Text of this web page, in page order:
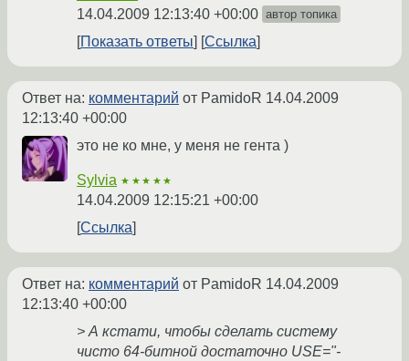
14.04.2009 12:13:40 +00:00 автор топика
Показать ответы Ссылка
Ответ на: комментарий от PamidoR 14.04.2009
12:13:40 +00:00
это не ко мне, у меня не гента )
Sylvia ★★★★★
14.04.2009 12:15:21 +00:00
Ссылка
Ответ на: комментарий от PamidoR 14.04.2009
12:13:40 +00:00
> А кстати, чтобы сделать систему
чисто 64-битной достаточно USE="-